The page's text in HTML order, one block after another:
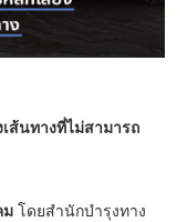
ส้นทางที่ไม่สามารถ
ม โดยสำนักบำรุงทาง